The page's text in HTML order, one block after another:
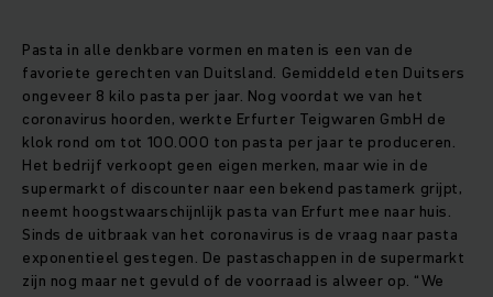
Pasta in alle denkbare vormen en maten is een van de
favoriete gerechten van Duitsland. Gemiddeld eten Duitsers
ongeveer 8 kilo pasta per jaar. Nog voordat we van het
coronavirus hoorden, werkte Erfurter Teigwaren GmbH de
klok rond om tot 100.000 ton pasta per jaar te produceren.
Het bedrijf verkoopt geen eigen merken, maar wie in de
supermarkt of discounter naar een bekend pastamerk grijpt,
neemt hoogstwaarschijnlijk pasta van Erfurt mee naar huis.
Sinds de uitbraak van het coronavirus is de vraag naar pasta
exponentieel gestegen. De pastaschappen in de supermarkt
zijn nog maar net gevuld of de voorraad is alweer op. “We